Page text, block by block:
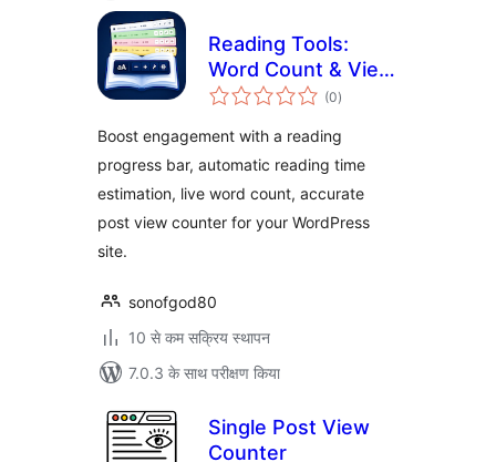
Reading Tools:
Word Count & View
Counter with(0कुल
दर)
Boost engagement with a reading
progress bar, automatic reading time
estimation, live word count, accurate
post view counter for your WordPress
site.
sonofgod80
10 से कम सक्रिय स्थापन
7.0.3 के साथ परीक्षण किया
Single Post View
Counter